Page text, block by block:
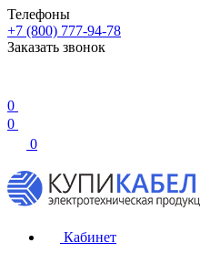
Телефоны
+7 (800) 777-94-78
Заказать звонок
0
0
0
Кабинет